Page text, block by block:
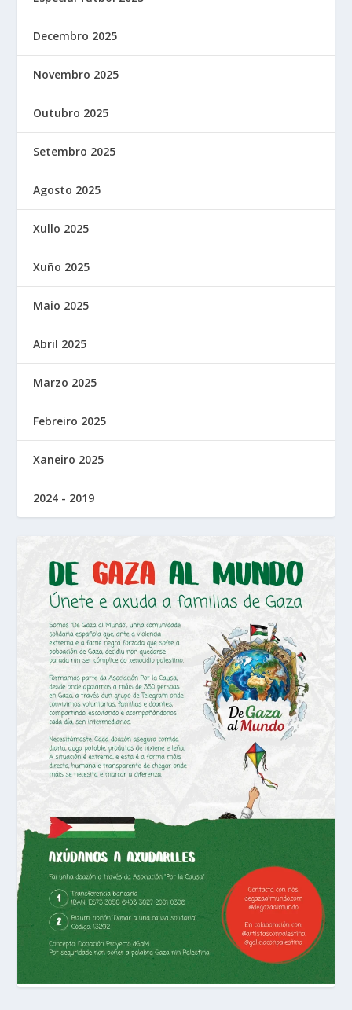
Decembro 2025
Novembro 2025
Outubro 2025
Setembro 2025
Agosto 2025
Xullo 2025
Xuño 2025
Maio 2025
Abril 2025
Marzo 2025
Febreiro 2025
Xaneiro 2025
2024 - 2019